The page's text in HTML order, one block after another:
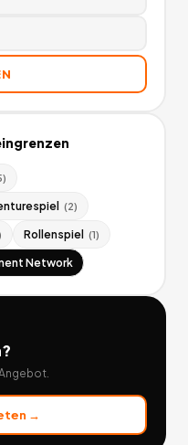
)
(2)
Rollenspiel (1)
Network
→